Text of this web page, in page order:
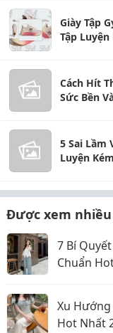
Giày Tập
Tập
Cách Hít
Sức Bền
5 Sai Lầm
Luyện
Được xem nhiều
7 Bí
Chuẩn
Xu
Hot Nhất